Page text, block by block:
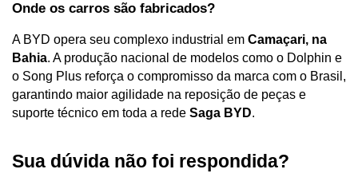
Onde os carros são fabricados?
A BYD opera seu complexo industrial em Camaçari, na
Bahia. A produção nacional de modelos como o Dolphin e
o Song Plus reforça o compromisso da marca com o Brasil,
garantindo maior agilidade na reposição de peças e
suporte técnico em toda a rede Saga BYD.
Sua dúvida não foi respondida?